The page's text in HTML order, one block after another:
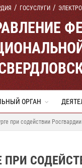
ГОСУСЛУГИ
ОРГАН
при содействии
ПРИ